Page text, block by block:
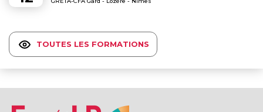
TOUTES LES FORMATIONS